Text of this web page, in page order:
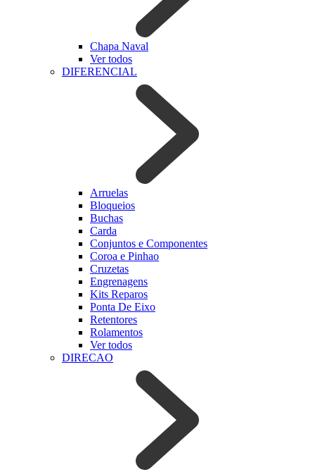
Chapa Naval
Ver todos
DIFERENCIAL
Arruelas
Bloqueios
Buchas
Carda
Conjuntos e Componentes
Coroa e Pinhao
Cruzetas
Engrenagens
Kits Reparos
Ponta De Eixo
Retentores
Rolamentos
Ver todos
DIRECAO